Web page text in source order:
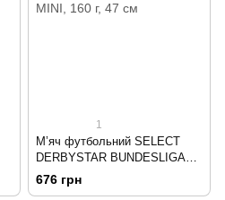
1
М’яч футбольний SELECT
DERBYSTAR BUNDESLIGA
BRILLANT MINI
676 грн